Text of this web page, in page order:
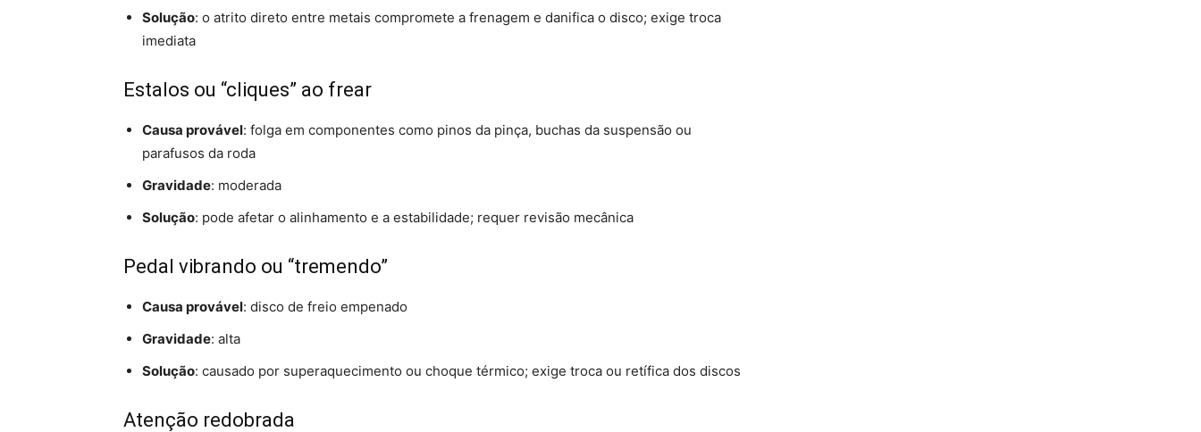
Solução: o atrito direto entre metais compromete a frenagem e danifica o disco; exige troca
imediata
Estalos ou “cliques” ao frear
Causa provável: folga em componentes como pinos da pinça, buchas da suspensão ou
parafusos da roda
Gravidade: moderada
Solução: pode afetar o alinhamento e a estabilidade; requer revisão mecânica
Pedal vibrando ou “tremendo”
Causa provável: disco de freio empenado
Gravidade: alta
Solução: causado por superaquecimento ou choque térmico; exige troca ou retífica dos discos
Atenção redobrada